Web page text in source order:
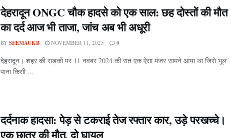
देहरादून ONGC चौक हादसे को एक साल: छह दोस्तों की मौत
का दर्द आज भी ताजा, जांच अब भी अधूरी
BY SEEMAUKB NOVEMBER 11, 2025 0
देहरादून। शहर की सड़कों पर 11 नवंबर 2024 की रात एक ऐसा मंजर सामने आया था जिसे भूल
पाना किसी ...
दर्दनाक हादसा: पेड़ से टकराई तेज रफ्तार कार, उड़े परखच्चे।